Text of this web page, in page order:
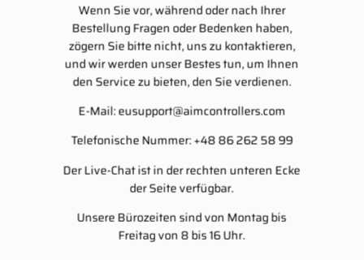
Wenn Sie vor, während oder nach Ihrer
Bestellung Fragen oder Bedenken haben,
zögern Sie bitte nicht, uns zu kontaktieren,
und wir werden unser Bestes tun, um Ihnen
den Service zu bieten, den Sie verdienen.
E-Mail:eusupport@aimcontrollers.com
Telefonische Nummer: +48 86 262 58 99
Der Live-Chat ist in der rechten unteren Ecke
der Seite verfügbar.
Unsere Bürozeiten sind von Montag bis
Freitag von 8 bis 16 Uhr.